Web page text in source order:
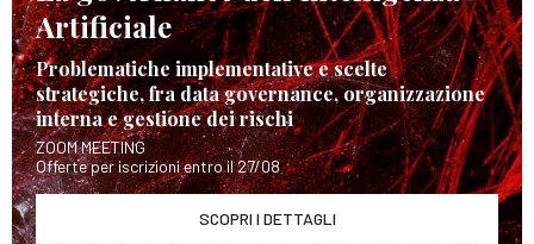
Artificiale
Problematiche implementative e scelte
strategiche, fra data governance, organizzazione
interna e gestione dei rischi
ZOOM MEETING
Offerte per iscrizioni entro il 27/08
SCOPRI I DETTAGLI